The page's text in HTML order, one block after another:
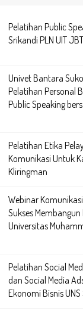
Pelatihan Public
Srikandi PLN UIT JBT
Univet Bantara
Pelatihan Personal
Public Speaking
Pelatihan Etika
Komunikasi Untuk
Kliringman
Webinar
Sukses Membangun
Universitas
Pelatihan Social
dan Social Media
Ekonomi Bisnis UNS